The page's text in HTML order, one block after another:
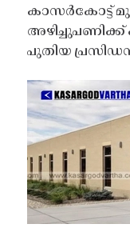
കാസർകോട്ട്
പുതിയ